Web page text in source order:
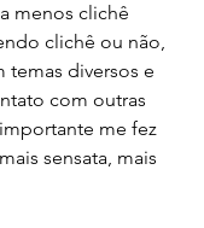
menos clichê
clichê ou não,
temas diversos e
me fez
sensata, mais